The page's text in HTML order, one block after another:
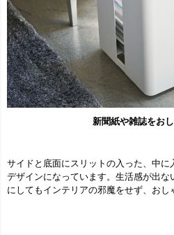
新聞紙や雑誌をお
サイドと底面にスリットの入った、中に
デザインになっています。生活感が出な
にしてもインテリアの邪魔をせず、おし